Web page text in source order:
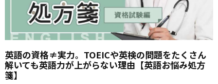
英語の資格≠実力。TOEICや英検の問題をたくさん
解いても英語力が上がらない理由【英語お悩み処方
箋】